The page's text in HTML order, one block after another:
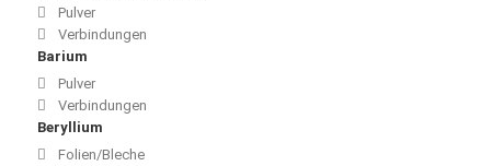
Pulver
Verbindungen
Barium
Pulver
Verbindungen
Beryllium
Folien/Bleche